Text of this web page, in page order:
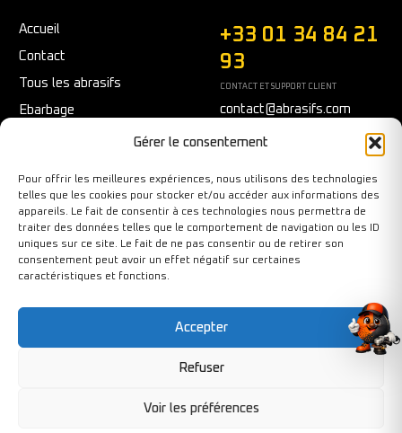
Gérer le consentement
Pour offrir les meilleures expériences, nous utilisons des technologies
telles que les cookies pour stocker et/ou accéder aux informations des
appareils. Le fait de consentir à ces technologies nous permettra de
traiter des données telles que le comportement de navigation ou les ID
uniques sur ce site. Le fait de ne pas consentir ou de retirer son
consentement peut avoir un effet négatif sur certaines
caractéristiques et fonctions.
Accepter
Refuser
Voir les préférences
Accueil
Contact
Tous les abrasifs
Ebarbage
Nettoyage
Outils diamantés
Ponçage
Sécurité au travail
+33 01 34 84 21
93
CONTACT ET SUPPORT CLIENT
contact@abrasifs.com
Du Lundi au Vendredi
Copyright©BY-PIXCL 2026. Tous droits réservés.